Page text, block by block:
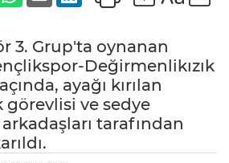
3. Grup'ta oynanan
Değirmenlikızık
ayağı kırılan
görevlisi ve sedye
tarafından